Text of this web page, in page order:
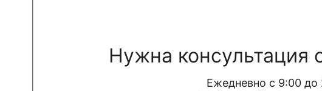
Нужна консультация
Ежедневно с 9:00 до